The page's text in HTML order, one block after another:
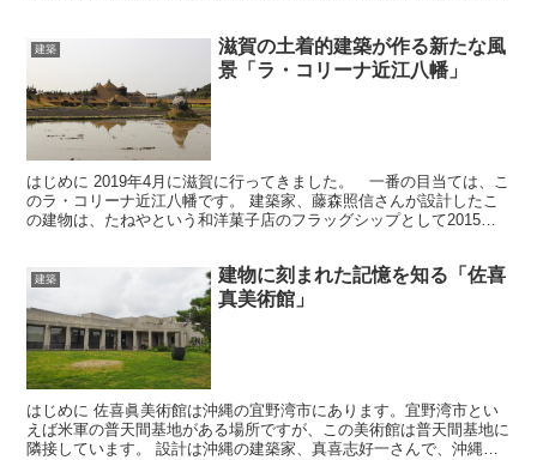
建築
滋賀の土着的建築が作る新たな風
景「ラ・コリーナ近江八幡」
はじめに 2019年4月に滋賀に行ってきました。 一番の目当ては、こ
のラ・コリーナ近江八幡です。 建築家、藤森照信さんが設計したこ
の建物は、たねやという和洋菓子店のフラッグシップとして2015年
建築
建物に刻まれた記憶を知る「佐喜
真美術館」
はじめに 佐喜眞美術館は沖縄の宜野湾市にあります。宜野湾市とい
えば米軍の普天間基地がある場所ですが、この美術館は普天間基地に
隣接しています。 設計は沖縄の建築家、真喜志好一さんで、沖縄に